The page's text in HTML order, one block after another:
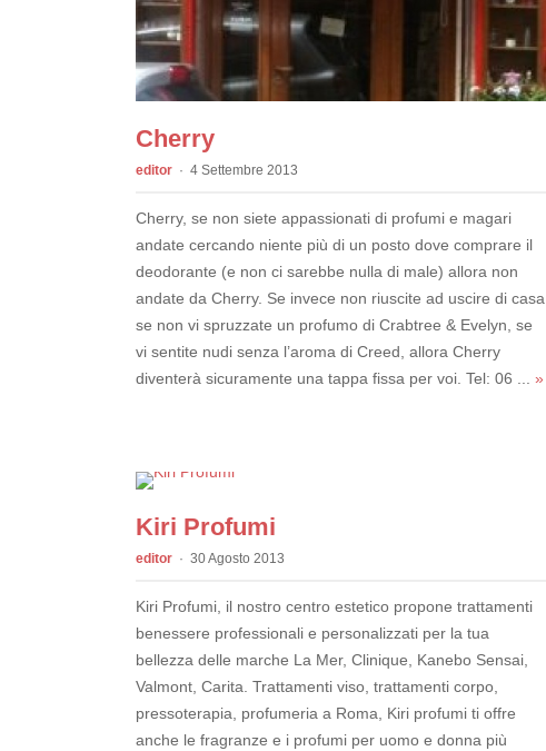
Cherry
editor 4 Settembre 2013
Cherry, se non siete appassionati di profumi e magari
andate cercando niente più di un posto dove comprare il
deodorante (e non ci sarebbe nulla di male) allora non
andate da Cherry. Se invece non riuscite ad uscire di casa
se non vi spruzzate un profumo di Crabtree & Evelyn, se
vi sentite nudi senza l’aroma di Creed, allora Cherry
diventerà sicuramente una tappa fissa per voi. Tel: 06 ... »
Kiri Profumi
editor 30 Agosto 2013
Kiri Profumi, il nostro centro estetico propone trattamenti
benessere professionali e personalizzati per la tua
bellezza delle marche La Mer, Clinique, Kanebo Sensai,
Valmont, Carita. Trattamenti viso, trattamenti corpo,
pressoterapia, profumeria a Roma, Kiri profumi ti offre
anche le fragranze e i profumi per uomo e donna più